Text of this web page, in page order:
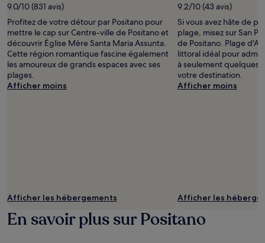
9.0/10 (831 avis)
Profitez de votre détour par Positano pour
mettre le cap sur Centre-ville de Positano et
découvrir Église Mère Santa Maria Assunta.
Cette région romantique fascine également
les amoureux de grands espaces avec ses
plages.
Afficher moins
Afficher les hébergements
9.2/10 (43 avis)
Si vous avez hâte de
plage, misez sur San
de Positano. Plage
littoral idéal pour
à seulement quelques
votre destination.
Afficher moins
Afficher les
En savoir plus sur Positano